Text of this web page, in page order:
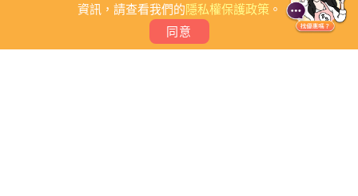
資訊，請查看我們的隱私權保護政策。
同意